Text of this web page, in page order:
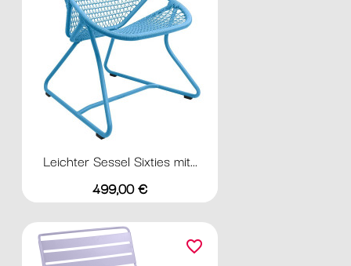
Leichter Sessel Sixties mit...
Preis
499,00 €
favorite_border